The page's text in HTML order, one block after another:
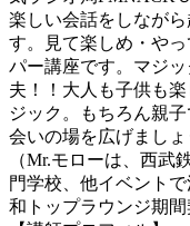
楽しい会話をしなが
す。見て楽しめ・や
パー講座です。マジ
夫！！大人も子供も
ジック。もちろん親
会いの場を広げましょ
（Mr.モローは、西武
門学校、他イベント
和トップラウンジ期間